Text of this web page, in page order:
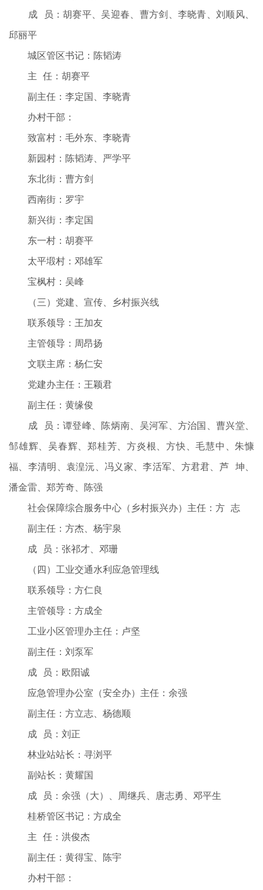
成 员：胡赛平、吴迎春、曹方剑、李晓青、刘顺风、
邱丽平
城区管区书记：陈韬涛
主 任：胡赛平
副主任：李定国、李晓青
办村干部：
致富村：毛外东、李晓青
新园村：陈韬涛、严学平
东北街：曹方剑
西南街：罗宇
新兴街：李定国
东一村：胡赛平
太平塅村：邓雄军
宝枫村：吴峰
（三）党建、宣传、乡村振兴线
联系领导：王加友
主管领导：周昂扬
文联主席：杨仁安
党建办主任：王颖君
副主任：黄缘俊
成 员：谭登峰、陈炳南、吴河军、方治国、曹兴堂、
邹雄辉、吴春辉、郑桂芳、方炎根、方快、毛慧中、朱慷
福、李清明、袁湟沅、冯义家、李活军、方君君、芦 坤、
潘金雷、郑芳奇、陈强
社会保障综合服务中心（乡村振兴办）主任：方 志
副主任：方杰、杨宇泉
成 员：张祁才、邓珊
（四）工业交通水利应急管理线
联系领导：方仁良
主管领导：方成全
工业小区管理办主任：卢坚
副主任：刘泵军
成 员：欧阳诚
应急管理办公室（安全办）主任：余强
副主任：方立志、杨德顺
成 员：刘正
林业站站长：寻浏平
副站长：黄耀国
成 员：余强（大）、周继兵、唐志勇、邓平生
桂桥管区书记：方成全
主 任：洪俊杰
副主任：黄得宝、陈宇
办村干部：